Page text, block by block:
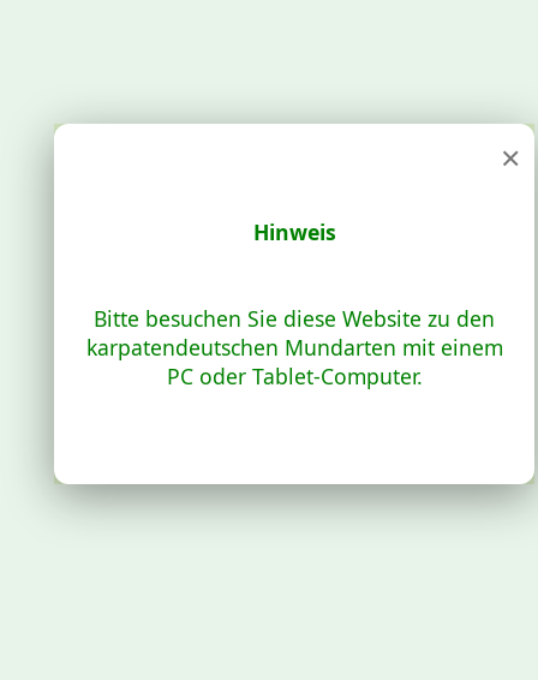
×
Hinweis
Bitte besuchen Sie diese Website zu den
karpatendeutschen Mundarten mit einem
PC oder Tablet-Computer.